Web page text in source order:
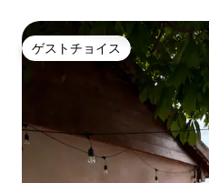
ゲストチョイス
ゲストチョイス